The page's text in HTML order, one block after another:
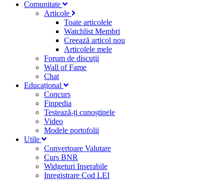
Comunitate
Articole
Toate articolele
Watchlist Membri
Creează articol nou
Articolele mele
Forum de discuții
Wall of Fame
Chat
Educațional
Concurs
Finpedia
Testează-ți cunoștinele
Video
Modele portofolii
Utile
Convertoare Valutare
Curs BNR
Widgeturi Inserabile
Inregistrare Cod LEI